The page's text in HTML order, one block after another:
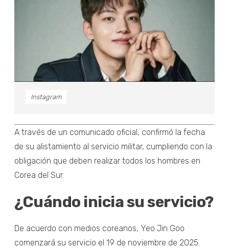
Instagram
A través de un comunicado oficial, confirmó la fecha
de su alistamiento al servicio militar, cumpliendo con la
obligación que deben realizar todos los hombres en
Corea del Sur.
¿Cuándo inicia su servicio?
De acuerdo con medios coreanos, Yeo Jin Goo
comenzará su servicio el 19 de noviembre de 2025.